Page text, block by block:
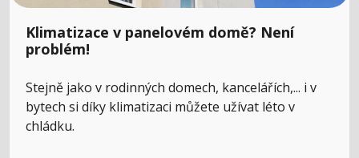
Klimatizace v panelovém domě? Není
problém!
Stejně jako v rodinných domech, kancelářích,... i v
bytech si díky klimatizaci můžete užívat léto v
chládku.